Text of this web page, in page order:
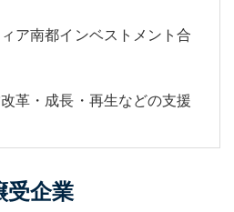
ア南都インベストメント合
革・成長・再生などの支援
受企業